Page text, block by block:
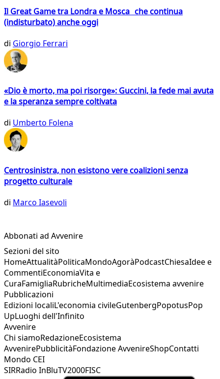
Il Great Game tra Londra e Mosca che continua
(indisturbato) anche oggi
di Giorgio Ferrari
«Dio è morto, ma poi risorge»: Guccini, la fede mai avuta
e la speranza sempre coltivata
di Umberto Folena
Centrosinistra, non esistono vere coalizioni senza
progetto culturale
di Marco Iasevoli
Abbonati ad Avvenire
Sezioni del sito
HomeAttualitàPoliticaMondoAgoràPodcastChiesaIdee e
CommentiEconomiaVita e
CuraFamigliaRubricheMultimediaEcosistema avvenire
Pubblicazioni
Edizioni localiL'economia civileGutenbergPopotusPop
UpLuoghi dell'Infinito
Avvenire
Chi siamoRedazioneEcosistema
AvvenirePubblicitàFondazione AvvenireShopContatti
Mondo CEI
SIRRadio InBluTV2000FISC